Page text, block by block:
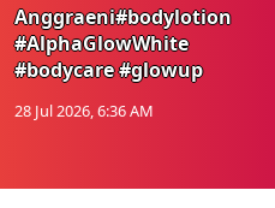
Anggraeni#bodylotion
#AlphaGlowWhite
#bodycare #glowup
28 Jul 2026, 6:36 AM